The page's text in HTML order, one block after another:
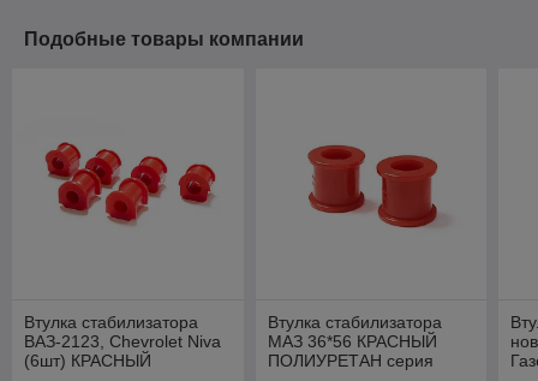
Подобные товары компании
Втулка стабилизатора
ВАЗ-2123, Chevrolet Niva
(6шт) КРАСНЫЙ
Втулка стабилизатора
МАЗ 36*56 КРАСНЫЙ
ПОЛИУРЕТАН серия